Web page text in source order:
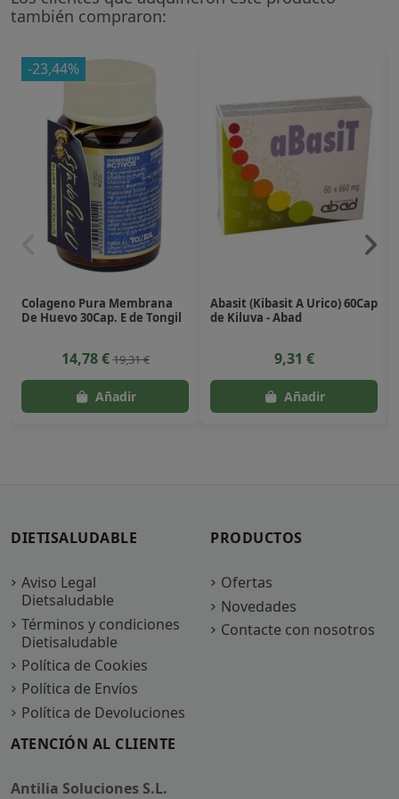
también compraron:
-23,44%
Colageno Pura Membrana
De Huevo 30Cap. E de Tongil
14,78 €19,31 €
Abasit (Kibasit A Urico) 60Cap
de Kiluva - Abad
9,31 €
DIETISALUDABLE
Aviso Legal
Dietsaludable
Términos y condiciones
Dietisaludable
Política de Cookies
Política de Envíos
Política de Devoluciones
PRODUCTOS
Ofertas
Novedades
Contacte con nosotros
ATENCIÓN AL CLIENTE
Antilia Soluciones S.L.